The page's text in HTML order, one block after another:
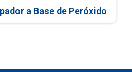
a Base de Peróxido